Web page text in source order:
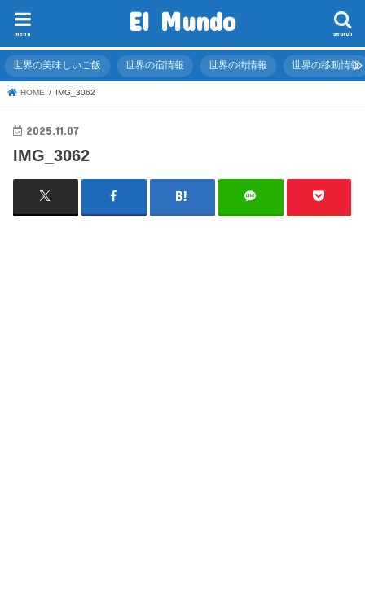
El Mundo search
menu
世界の美味しいご飯 世界の宿情報 世界の街情報 世界の移動情報
HOME IMG_3062
2025.11.07
IMG_3062